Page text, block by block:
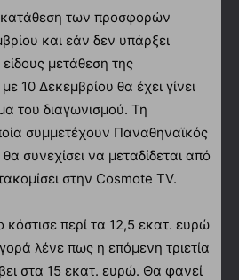
κατάθεση των προσφορών
και εάν δεν υπάρξει
μετάθεση της
10 Δεκεμβρίου θα έχει γίνει
του διαγωνισμού. Τη
συμμετέχουν Παναθηναϊκός
συνεχίσει να μεταδίδεται από
στην Cosmote TV.
περί τα 12,5 εκατ. ευρώ
λένε πως η επόμενη τριετία
στα 15 εκατ. ευρώ. Θα φανεί